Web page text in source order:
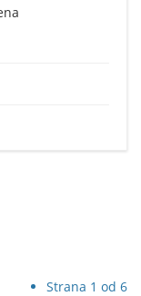
Strana 1 od 6